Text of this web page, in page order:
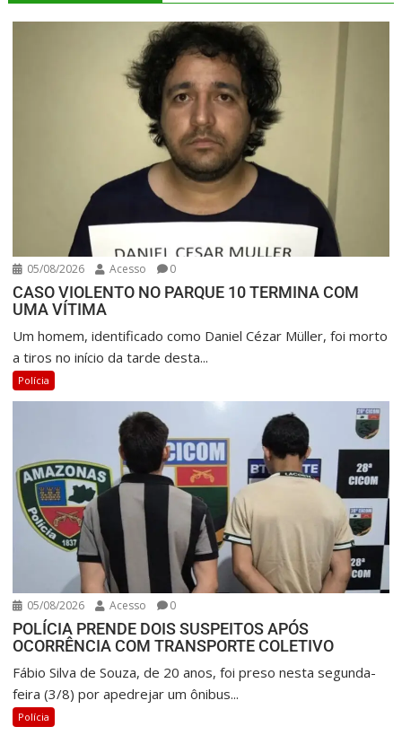
05/08/2026 Acesso 0
CASO VIOLENTO NO PARQUE 10 TERMINA COM
UMA VÍTIMA
Um homem, identificado como Daniel Cézar Müller, foi morto
a tiros no início da tarde desta...
Polícia
05/08/2026 Acesso 0
POLÍCIA PRENDE DOIS SUSPEITOS APÓS
OCORRÊNCIA COM TRANSPORTE COLETIVO
Fábio Silva de Souza, de 20 anos, foi preso nesta segunda-
feira (3/8) por apedrejar um ônibus...
Polícia